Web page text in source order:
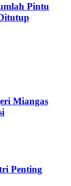
Pintu
Miangas
Penting